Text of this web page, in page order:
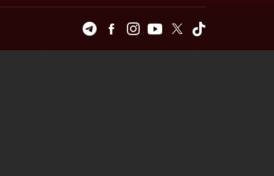
TelegramFacebookInstagramYoutubeTwitter